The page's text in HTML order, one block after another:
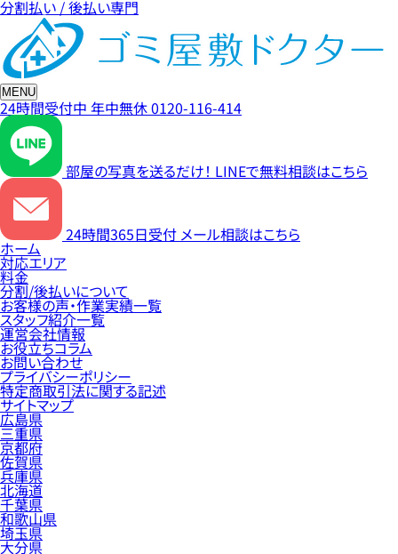
分割払い / 後払い専門
MENU
24時間受付中 年中無休0120-116-414
部屋の写真を送るだけ！ LINEで無料相談はこちら
24時間365日受付 メール相談はこちら
ホーム
対応エリア
料金
分割/後払いについて
お客様の声・作業実績一覧
スタッフ紹介一覧
運営会社情報
お役立ちコラム
お問い合わせ
プライバシーポリシー
特定商取引法に関する記述
サイトマップ
広島県
三重県
京都府
佐賀県
兵庫県
北海道
千葉県
和歌山県
埼玉県
大分県